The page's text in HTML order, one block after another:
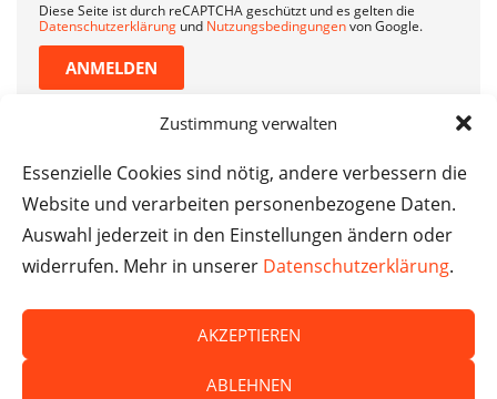
Zustimmung verwalten
Essenzielle Cookies sind nötig, andere verbessern die
Website und verarbeiten personenbezogene Daten.
Auswahl jederzeit in den Einstellungen ändern oder
widerrufen. Mehr in unserer Datenschutzerklärung.
AKZEPTIEREN
ABLEHNEN
Diese Seite ist durch reCAPTCHA geschützt und es gelten die
Datenschutzerklärung und Nutzungsbedingungenvon Google.
ANMELDEN
nicht für die Inhalte externer Websites.